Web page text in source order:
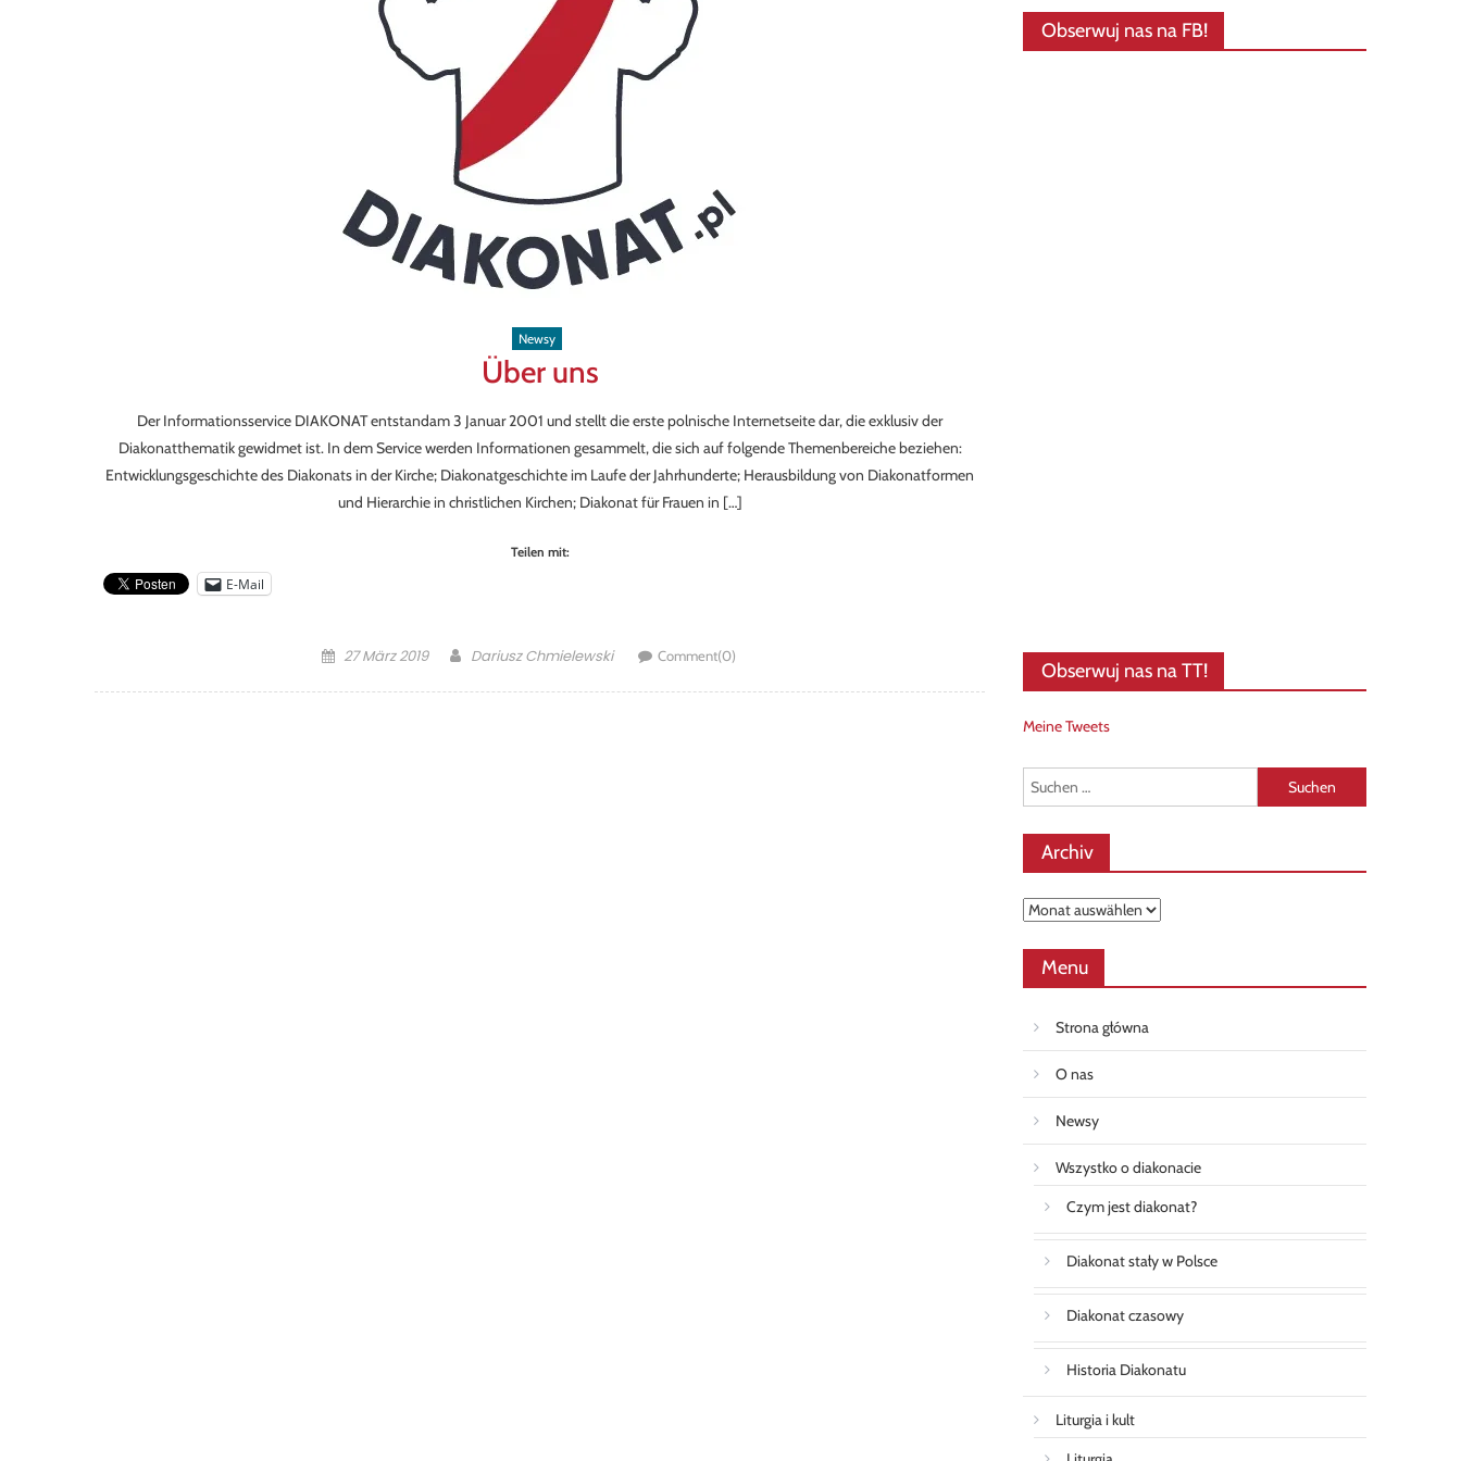
Newsy
Über uns
Der Informationsservice DIAKONAT entstandam 3 Januar 2001 und stellt die erste polnische Internetseite dar, die exklusiv der
Diakonatthematik gewidmet ist. In dem Service werden Informationen gesammelt, die sich auf folgende Themenbereiche beziehen:
Entwicklungsgeschichte des Diakonats in der Kirche; Diakonatgeschichte im Laufe der Jahrhunderte; Herausbildung von Diakonatformen
und Hierarchie in christlichen Kirchen; Diakonat für Frauen in […]
Teilen mit:
E-Mail
Posted
27 März 2019 Author
Dariusz Chmielewski Comment(0)
Obserwuj nas na FB!
Obserwuj nas na TT!
Meine Tweets
Suchen
nach:
Archiv
Archiv
Menu
Strona główna
O nas
Newsy
Wszystko o diakonacie
Czym jest diakonat?
Diakonat stały w Polsce
Diakonat czasowy
Historia Diakonatu
Liturgia i kult